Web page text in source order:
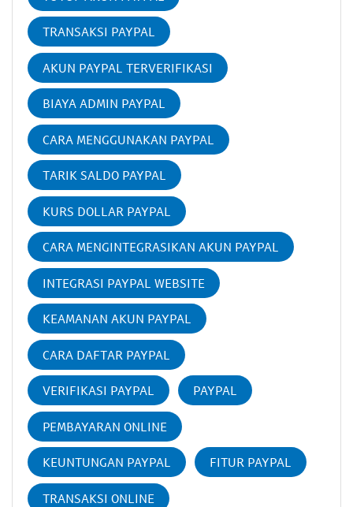
TRANSAKSI PAYPAL
AKUN PAYPAL TERVERIFIKASI
BIAYA ADMIN PAYPAL
CARA MENGGUNAKAN PAYPAL
TARIK SALDO PAYPAL
KURS DOLLAR PAYPAL
CARA MENGINTEGRASIKAN AKUN PAYPAL
INTEGRASI PAYPAL WEBSITE
KEAMANAN AKUN PAYPAL
CARA DAFTAR PAYPAL
VERIFIKASI PAYPAL PAYPAL
PEMBAYARAN ONLINE
KEUNTUNGAN PAYPAL FITUR PAYPAL
TRANSAKSI ONLINE